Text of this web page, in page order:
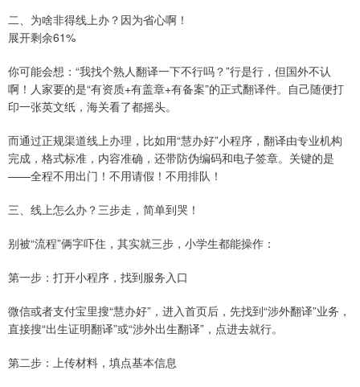
二、为啥非得线上办？因为省心啊！
展开剩余61%
你可能会想：“我找个熟人翻译一下不行吗？”行是行，但国外不认
啊！人家要的是“有资质+有盖章+有备案”的正式翻译件。自己随便打
印一张英文纸，海关看了都摇头。
而通过正规渠道线上办理，比如用“慧办好”小程序，翻译由专业机构
完成，格式标准，内容准确，还带防伪编码和电子签章。关键的是
——全程不用出门！不用请假！不用排队！
三、线上怎么办？三步走，简单到哭！
别被“流程”俩字吓住，其实就三步，小学生都能操作：
第一步：打开小程序，找到服务入口
微信或者支付宝里搜“慧办好”，进入首页后，先找到“涉外翻译”业务，
直接搜“出生证明翻译”或“涉外出生翻译”，点进去就行。
第二步：上传材料，填点基本信息